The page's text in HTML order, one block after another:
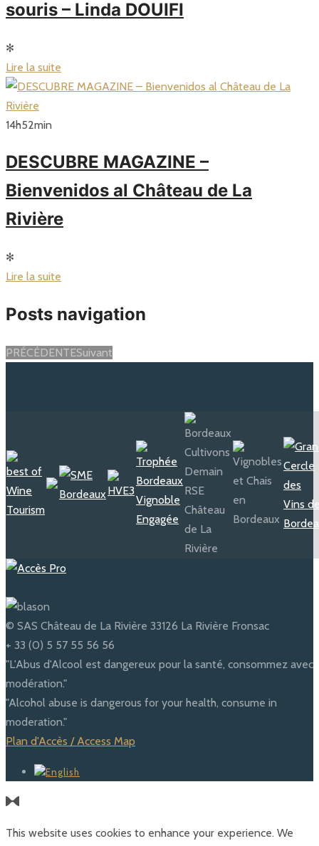
souris – Linda DOUIFI
✻
Lire la suite
14h52min
DESCUBRE MAGAZINE –
Bienvenidos al Château de La
Rivière
✻
Lire la suite
Posts navigation
PRÉCÉDENTESuivant
© SAS Château de La Rivière 33126 La Rivière Fronsac
+ 33 (0) 5 57 55 56 56
"L'Abus d'Alcool est dangereux pour la santé, consommez avec
modération."
"Alcohol abuse is dangerous for your health, consume in
moderation."
Plan d'Accès / Access Map
This website uses cookies to enhance your experience. We